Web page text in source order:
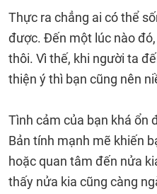
Thực ra chẳng ai có thể
được. Đến một lúc nào
thôi. Vì thế, khi người ta
thiện ý thì bạn cũng nên
Tình cảm của bạn khá ổn
Bản tính mạnh mẽ khiến
hoặc quan tâm đến nửa
thấy nửa kia cũng càng